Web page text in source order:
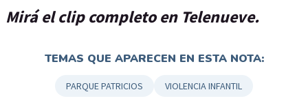
Mirá el clip completo en Telenueve.
TEMAS QUE APARECEN EN ESTA NOTA:
PARQUE PATRICIOS VIOLENCIA INFANTIL